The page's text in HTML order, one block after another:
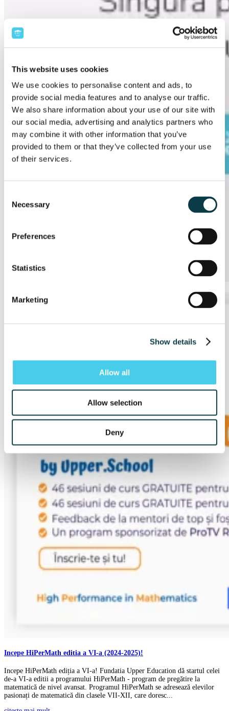
This website uses cookies
We use cookies to personalise content and ads, to
provide social media features and to analyse our traffic.
We also share information about your use of our site with
our social media, advertising and analytics partners who
may combine it with other information that you’ve
provided to them or that they’ve collected from your use
of their services.
Selection
Necessary
Preferences
Statistics
Marketing
Show details
Allow all
Allow selection
Deny
Incepe HiPerMath editia a VI-a (2024-2025)!
Incepe HiPerMath ediția a VI-a! Fundatia Upper Education dă startul celei
de-a VI-a editii a programului HiPerMath - program de pregătire la
matematică de nivel avansat. Programul HiPerMath se adresează elevilor
pasionați de matematică din clasele VII-XII, care doresc...